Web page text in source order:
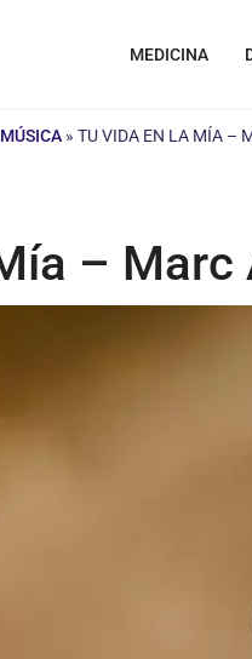
MEDICINA
MÚSICA » TU VIDA EN LA MÍA –
– Marc